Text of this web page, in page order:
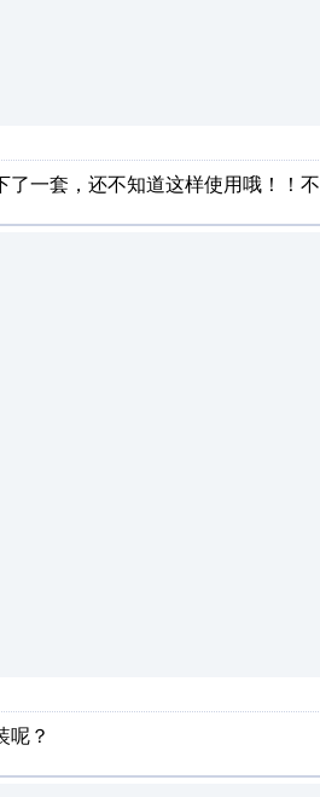
了一套，还不知道这样使用哦！！
呢？